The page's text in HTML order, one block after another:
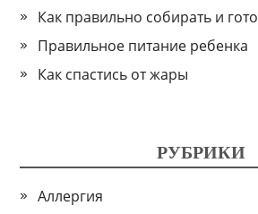
Как правильно собирать и
Правильное питание ребенка
Как спастись от жары
РУБРИКИ
Аллергия